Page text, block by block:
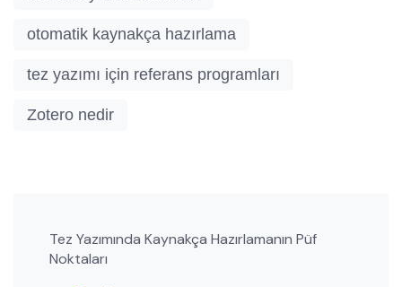
otomatik kaynakça hazırlama
tez yazımı için referans programları
Zotero nedir
Navigation
Tez Yazımında Kaynakça Hazırlamanın Püf
Noktaları